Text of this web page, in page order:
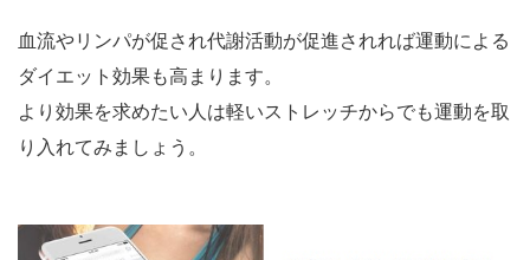
血流やリンパが促され代謝活動が促進されれば運動による
ダイエット効果も高まります。
より効果を求めたい人は軽いストレッチからでも運動を取
り入れてみましょう。